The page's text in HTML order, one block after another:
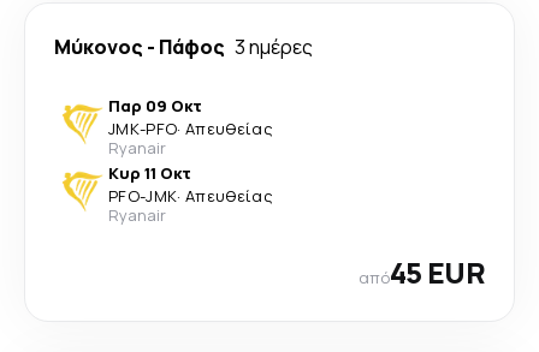
Μύκονος - Πάφος 3 ημέρες
Παρ 09 Οκτ
JMK-PFO· Απευθείας
Ryanair
Κυρ 11 Οκτ
PFO-JMK· Απευθείας
Ryanair
από45 EUR